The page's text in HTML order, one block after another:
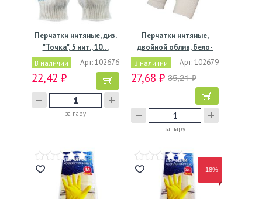
Перчатки нитяные, диз.
"Точка", 5 нит., 10…
В наличии Арт: 102676
22,42 ₽
за пару
Перчатки нитяные,
двойной облив, бело-
зел.,…
В наличии Арт: 102679
27,68 ₽ 35,21 ₽
за пару
−18%